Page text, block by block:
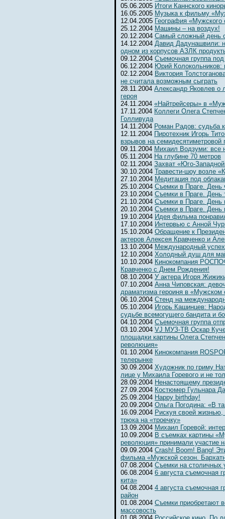
05.06.2005 Итоги Каннского
16.05.2005 Музыка к фильму
12.04.2005 География «Мужского
25.12.2004 Машины – на воздух!
20.12.2004 Самый сложный день
14.12.2004 Давид Дадунашвили:
одном из корпусов АЗЛК
09.12.2004 Съемочная группа
06.12.2004 Юрий Колокольников:
02.12.2004 Виктория
не считала возможным сыграть
28.11.2004 Александр Яковлев о
героя
24.11.2004 «Найтрейсеры» в
17.11.2004 Коллеги Олега
Голливуда
14.11.2004 Роман Радов: судьба
12.11.2004 Пиротехник Игорь
взрывов на семидесятиметровой
09.11.2004 Михаил Водзуми: все
05.11.2004 На глубине 70 метров
02.11.2004 Захват «Юго-
30.10.2004 Травести-шоу возле
27.10.2004 Медитация под
25.10.2004 Съемки в Праге. День
23.10.2004 Съемки в Праге. День
21.10.2004 Съемки в Праге. День
20.10.2004 Съемки в Праге. День
19.10.2004 Идея фильма
17.10.2004 Интервью с Анной
15.10.2004 Обращение к
актеров Алексея Кравченко и
13.10.2004 Международный
12.10.2004 Холодный душ для
10.10.2004 Кинокомпания
Кравченко с Днем Рождения!
08.10.2004 У актера Игоря
07.10.2004 Анна Чиповская:
драматизма героиня в «Мужском
06.10.2004 Cтенд на
05.10.2004 Игорь Кашинцев:
судьбе всемогущего бандита и
04.10.2004 Съемочная группа
03.10.2004 VJ МУЗ-ТВ Оскар
площадки картины Олега
революция»
01.10.2004 Кинокомпания
телерынке
30.09.2004 Художник по гриму
лице у Михаила Горевого и не
28.09.2004 Ненастоящему
27.09.2004 Костюмер Гульнара
25.09.2004 Happy birthday!
20.09.2004 Ольга Погодина: «В
16.09.2004 Рискуя своей
трюка на «троечку»
13.09.2004 Михаил Горевой:
10.09.2004 В съемках картины
революция» принимали участие
09.09.2004 Crash! Boom! Bang!
фильма «Мужской сезон.
07.08.2004 Съемки на столичных
06.08.2004 6 августа съемочная
кита»
04.08.2004 4 августа съемочная
район
01.08.2004 Съемки приобретают
массовость